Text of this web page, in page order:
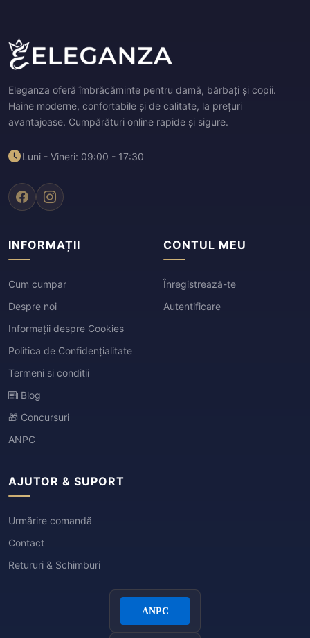
Eleganza oferă îmbrăcăminte pentru damă, bărbați și copii.
Haine moderne, confortabile și de calitate, la prețuri
avantajoase. Cumpărături online rapide și sigure.
Luni - Vineri: 09:00 - 17:30
INFORMAȚII
Cum cumpar
Despre noi
Informații despre Cookies
Politica de Confidențialitate
Termeni si conditii
Blog
🎁 Concursuri
ANPC
CONTUL MEU
Înregistrează-te
Autentificare
AJUTOR & SUPORT
Urmărire comandă
Contact
Retururi & Schimburi